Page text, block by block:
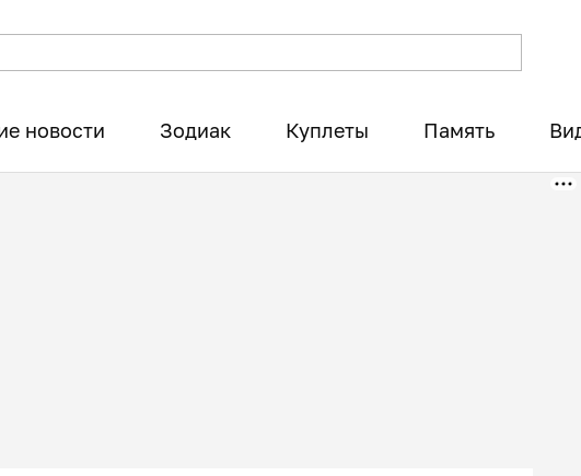
новости Зодиак Куплеты Память